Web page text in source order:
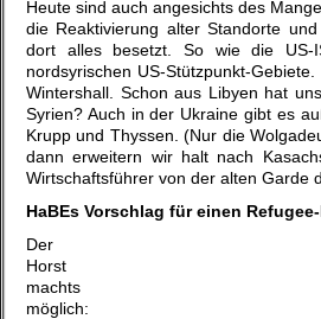
Heute sind auch angesichts des
die Reaktivierung alter Standorte
dort alles besetzt. So wie die US-
nordsyrischen US-Stützpunkt-
Wintershall. Schon aus Libyen hat
Syrien? Auch in der Ukraine gibt es
Krupp und Thyssen. (Nur die
dann erweitern wir halt nach
Wirtschaftsführer von der alten Garde
HaBEs Vorschlag für einen
Der
Horst
machts
möglich: